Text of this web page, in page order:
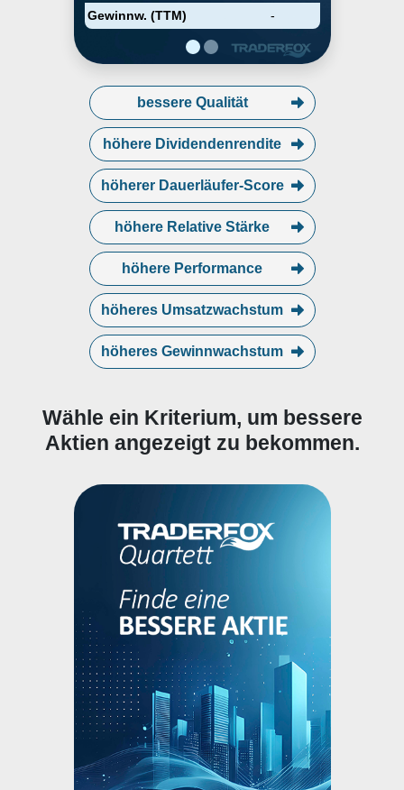
Gewinnw. (TTM)
-
bessere Qualität
höhere Dividendenrendite
höherer Dauerläufer-Score
höhere Relative Stärke
höhere Performance
höheres Umsatzwachstum
höheres Gewinnwachstum
Wähle ein Kriterium, um bessere
Aktien angezeigt zu bekommen.